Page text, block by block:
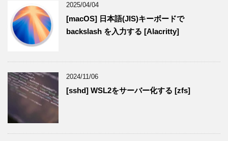
2025/04/04
[macOS] 日本語(JIS)キーボードで
backslash を入力する [Alacritty]
2024/11/06
[sshd] WSL2をサーバー化する [zfs]